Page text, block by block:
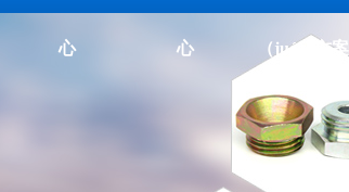
心 心 （jué）方案